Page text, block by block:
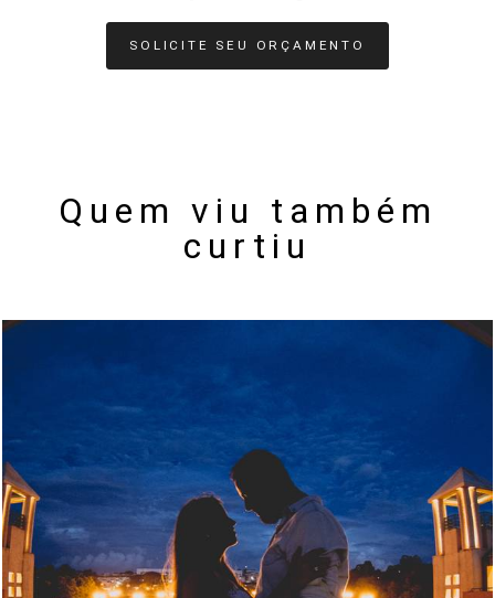
SOLICITE SEU ORÇAMENTO
Quem viu também
curtiu
1423 0